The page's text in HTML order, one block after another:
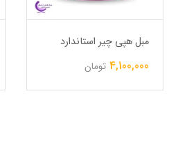
مبل هپی چیر استاندارد
4,100,000 تومان